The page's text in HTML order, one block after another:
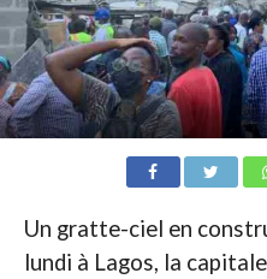
Un gratte-ciel en
lundi à Lagos, la